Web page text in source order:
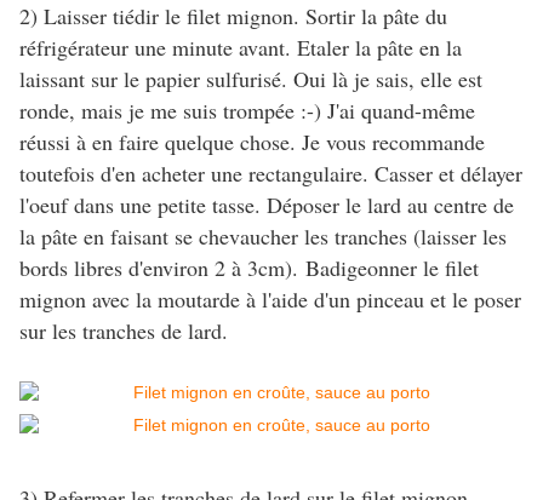
2) Laisser tiédir le filet mignon. Sortir la pâte du
réfrigérateur une minute avant. Etaler la pâte en la
laissant sur le papier sulfurisé. Oui là je sais, elle est
ronde, mais je me suis trompée :-) J'ai quand-même
réussi à en faire quelque chose. Je vous recommande
toutefois d'en acheter une rectangulaire. Casser et délayer
l'oeuf dans une petite tasse. Déposer le lard au centre de
la pâte en faisant se chevaucher les tranches (laisser les
bords libres d'environ 2 à 3cm). Badigeonner le filet
mignon avec la moutarde à l'aide d'un pinceau et le poser
sur les tranches de lard.